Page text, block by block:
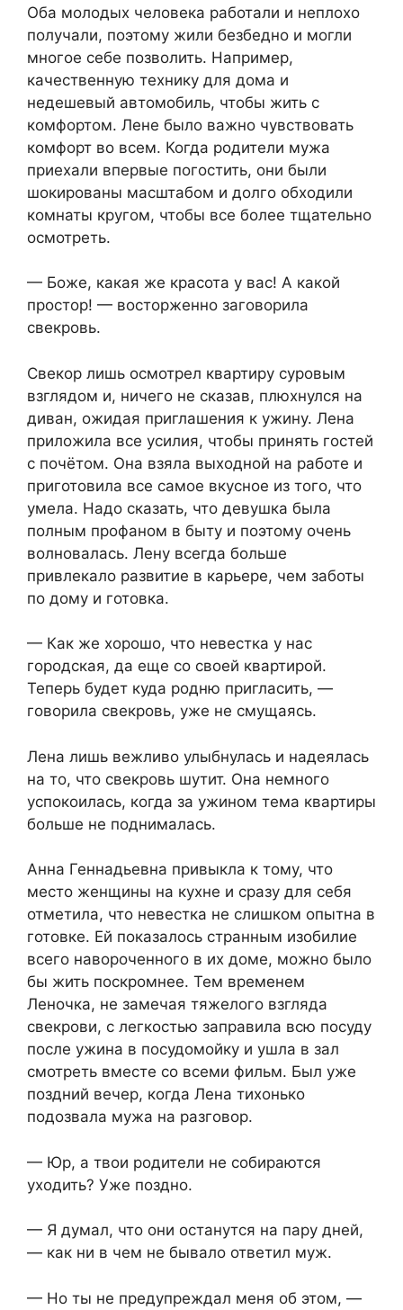
Оба молодых человека работали и неплохо
получали, поэтому жили безбедно и могли
многое себе позволить. Например,
качественную технику для дома и
недешевый автомобиль, чтобы жить с
комфортом. Лене было важно чувствовать
комфорт во всем. Когда родители мужа
приехали впервые погостить, они были
шокированы масштабом и долго обходили
комнаты кругом, чтобы все более тщательно
осмотреть.
— Боже, какая же красота у вас! А какой
простор! — восторженно заговорила
свекровь.
Свекор лишь осмотрел квартиру суровым
взглядом и, ничего не сказав, плюхнулся на
диван, ожидая приглашения к ужину. Лена
приложила все усилия, чтобы принять гостей
с почётом. Она взяла выходной на работе и
приготовила все самое вкусное из того, что
умела. Надо сказать, что девушка была
полным профаном в быту и поэтому очень
волновалась. Лену всегда больше
привлекало развитие в карьере, чем заботы
по дому и готовка.
— Как же хорошо, что невестка у нас
городская, да еще со своей квартирой.
Теперь будет куда родню пригласить, —
говорила свекровь, уже не смущаясь.
Лена лишь вежливо улыбнулась и надеялась
на то, что свекровь шутит. Она немного
успокоилась, когда за ужином тема квартиры
больше не поднималась.
Анна Геннадьевна привыкла к тому, что
место женщины на кухне и сразу для себя
отметила, что невестка не слишком опытна в
готовке. Ей показалось странным изобилие
всего навороченного в их доме, можно было
бы жить поскромнее. Тем временем
Леночка, не замечая тяжелого взгляда
свекрови, с легкостью заправила всю посуду
после ужина в посудомойку и ушла в зал
смотреть вместе со всеми фильм. Был уже
поздний вечер, когда Лена тихонько
подозвала мужа на разговор.
— Юр, а твои родители не собираются
уходить? Уже поздно.
— Я думал, что они останутся на пару дней,
— как ни в чем не бывало ответил муж.
— Но ты не предупреждал меня об этом, —